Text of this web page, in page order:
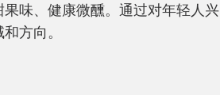
味、健康微醺。通过对年轻人兴
方向。